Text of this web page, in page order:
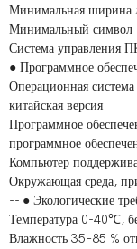
Минимальная
Минимальный
Система управления
● Программное
Операционная
китайская версия
Программное
программное
Компьютер
Окружающая среда,
-- ● Экологические
Температура 0-40℃,
Влажность 35–85 %